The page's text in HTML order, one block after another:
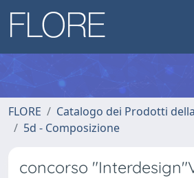
FLORE Catalogo dei Prodotti
5d - Composizione
concorso